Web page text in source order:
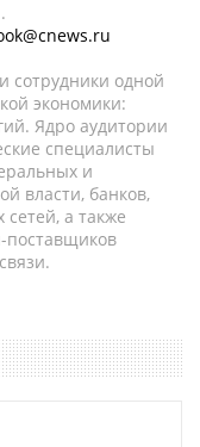
сотрудники одной
экономики:
Ядро аудитории
специалисты
и
власти, банков,
а также
поставщиков